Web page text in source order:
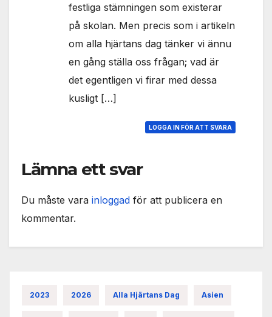
festliga stämningen som existerar
på skolan. Men precis som i artikeln
om alla hjärtans dag tänker vi ännu
en gång ställa oss frågan; vad är
det egentligen vi firar med dessa
kusligt […]
LOGGA IN FÖR ATT SVARA
Lämna ett svar
Du måste vara inloggad för att publicera en
kommentar.
2023 2026 Alla Hjärtans Dag Asien